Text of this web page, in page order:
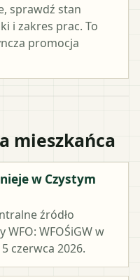
sprawdź stan
i zakres prac. To
promocja
mieszkańca
w Czystym
źródło
WFOŚiGW w
czerwca 2026.